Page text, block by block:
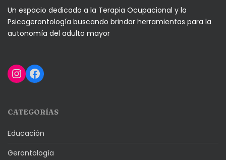
Un espacio dedicado a la Terapia Ocupacional y la
Psicogerontología buscando brindar herramientas para la
autonomía del adulto mayor
Instagram
Facebook
CATEGORÍAS
Educación
Gerontología